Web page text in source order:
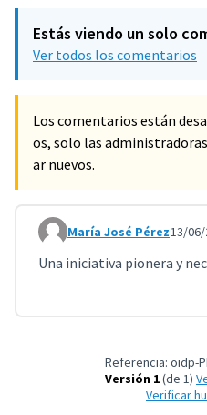
Estás viendo un solo
Ver todos los comentarios
Los comentarios están
os, solo las
ar nuevos.
Comentario 3308
María José Pérez13/06/
Una iniciativa pionera y
Referencia: oidp-
Versión 1(de 1)
Verificar